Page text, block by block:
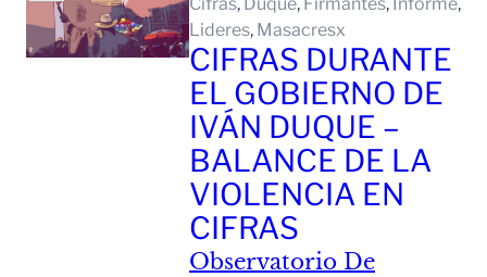
Lideres, Masacresx
CIFRAS DURANTE
EL GOBIERNO DE
IVÁN DUQUE –
BALANCE DE LA
VIOLENCIA EN
CIFRAS
Observatorio De